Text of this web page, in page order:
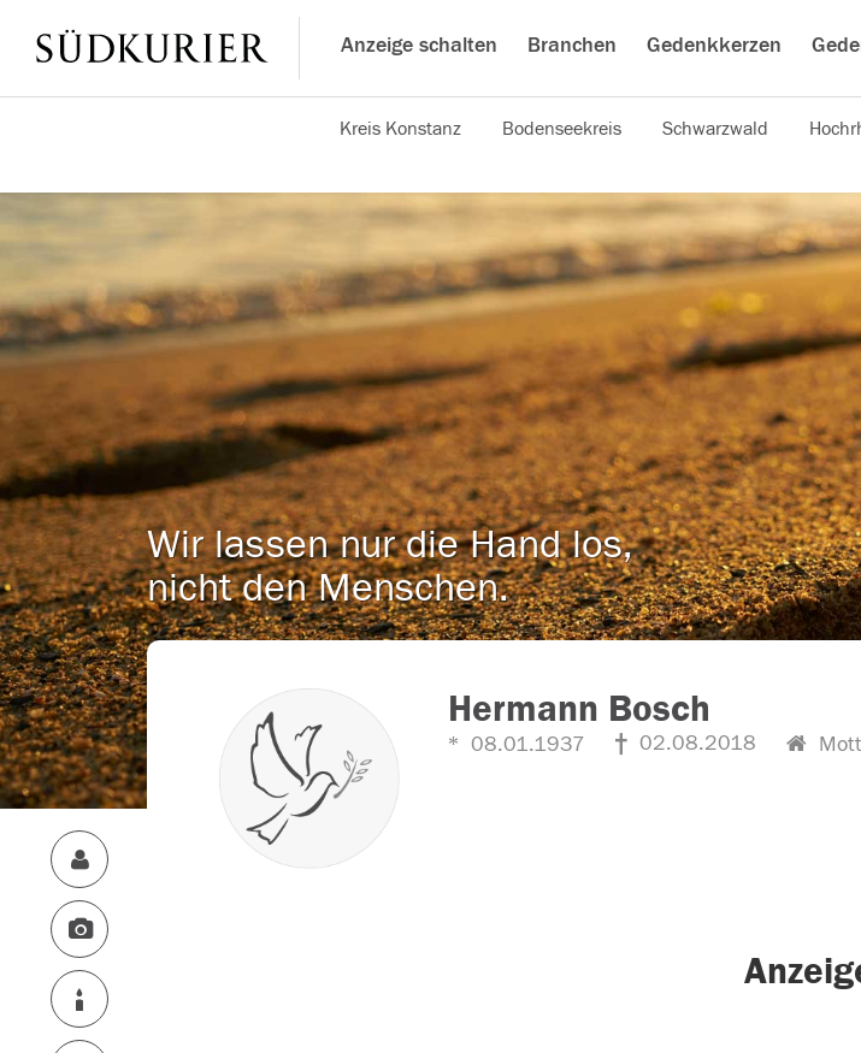
Anzeige schalten Branchen Gedenkkerzen
Kreis Konstanz Bodenseekreis Schwarzwald
Wir lassen nur die Hand los,
nicht den Menschen.
Hermann Bosch
08.01.1937 02.08.2018